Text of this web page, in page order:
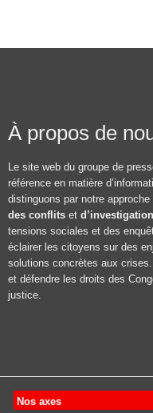
À propos de
Le site web du groupe de
référence en matière
distinguons par notre
des conflits et d’investigation
tensions sociales et des
éclairer les citoyens sur des
solutions concrètes aux
et défendre les droits des
justice.
Nos axes